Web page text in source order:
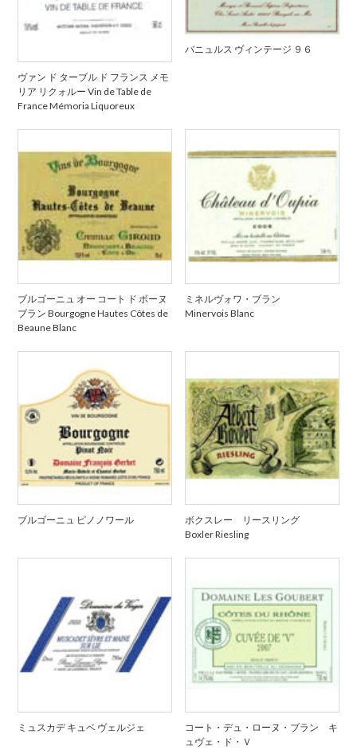
ヴァン ド ターブル ド フランス メモ
リア リクォルー Vin de Table de
France Mémoria Liquoreux
バニュルス ヴィンテージ ９６
ブルゴーニュ オー コート ド ボーヌ
ブラン Bourgogne Hautes Côtes de
Beaune Blanc
ミネルヴォワ・ブラン
Minervois Blanc
ブルゴーニュ ピノノワール
ボクスレー リースリング
Boxler Riesling
ミュスカデ キュベ ヴェルジェ
コート・デュ・ローヌ・ブラン キ
ュヴェ・ド・Ｖ